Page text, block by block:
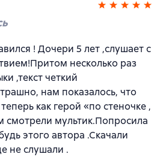
! Дочери 5 лет ,слушает с
несколько раз
,текст четкий
нам показалось, что
как герой «по стеночке ,
смотрели мультик.Попросила
этого автора .Скачали
не слушали .